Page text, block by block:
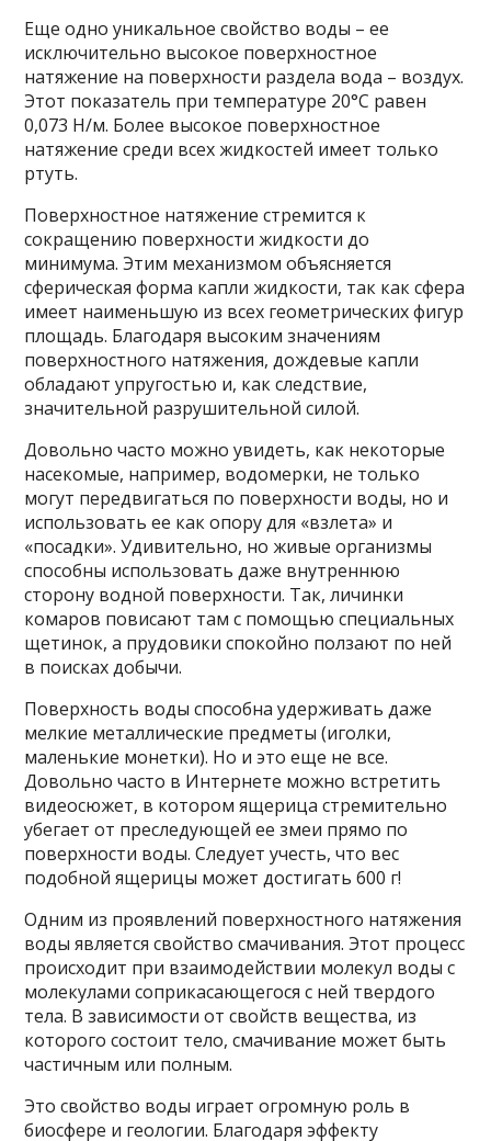
Еще одно уникальное свойство воды – ее
исключительно высокое поверхностное
натяжение на поверхности раздела вода – воздух.
Этот показатель при температуре 20°С равен
0,073 Н/м. Более высокое поверхностное
натяжение среди всех жидкостей имеет только
ртуть.
Поверхностное натяжение стремится к
сокращению поверхности жидкости до
минимума. Этим механизмом объясняется
сферическая форма капли жидкости, так как сфера
имеет наименьшую из всех геометрических фигур
площадь. Благодаря высоким значениям
поверхностного натяжения, дождевые капли
обладают упругостью и, как следствие,
значительной разрушительной силой.
Довольно часто можно увидеть, как некоторые
насекомые, например, водомерки, не только
могут передвигаться по поверхности воды, но и
использовать ее как опору для «взлета» и
«посадки». Удивительно, но живые организмы
способны использовать даже внутреннюю
сторону водной поверхности. Так, личинки
комаров повисают там с помощью специальных
щетинок, а прудовики спокойно ползают по ней
в поисках добычи.
Поверхность воды способна удерживать даже
мелкие металлические предметы (иголки,
маленькие монетки). Но и это еще не все.
Довольно часто в Интернете можно встретить
видеосюжет, в котором ящерица стремительно
убегает от преследующей ее змеи прямо по
поверхности воды. Следует учесть, что вес
подобной ящерицы может достигать 600 г!
Одним из проявлений поверхностного натяжения
воды является свойство смачивания. Этот процесс
происходит при взаимодействии молекул воды с
молекулами соприкасающегося с ней твердого
тела. В зависимости от свойств вещества, из
которого состоит тело, смачивание может быть
частичным или полным.
Это свойство воды играет огромную роль в
биосфере и геологии. Благодаря эффекту